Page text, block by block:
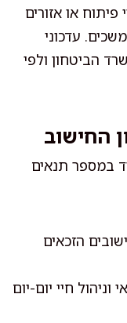
פיתוח או אזורים
עדכוני
הביטחון ולפי
החישוב
במספר תנאים
הזכאים
חיי יום-יום